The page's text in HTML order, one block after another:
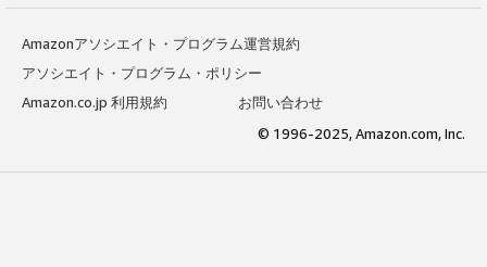
Amazonアソシエイト・プログラム運営規約
アソシエイト・プログラム・ポリシー
Amazon.co.jp 利用規約
お問い合わせ
© 1996-2025, Amazon.com, Inc.